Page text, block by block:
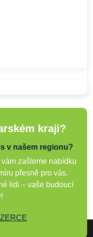
kraji?
v našem regionu?
zašleme nabídku
přesně pro vás.
lidi – vaše budoucí